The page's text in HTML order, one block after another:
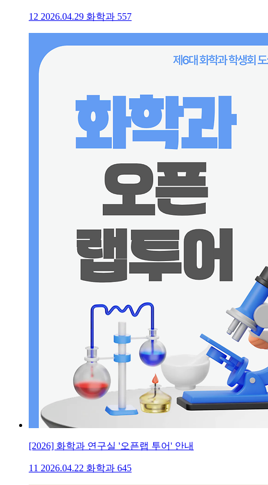
12 2026.04.29 화학과 557
[2026] 화학과 연구실 '오픈랩 투어' 안내
11 2026.04.22 화학과 645